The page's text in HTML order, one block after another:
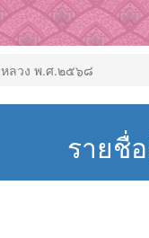
ลวง พ.ศ.๒๕๖๘
รายชื่